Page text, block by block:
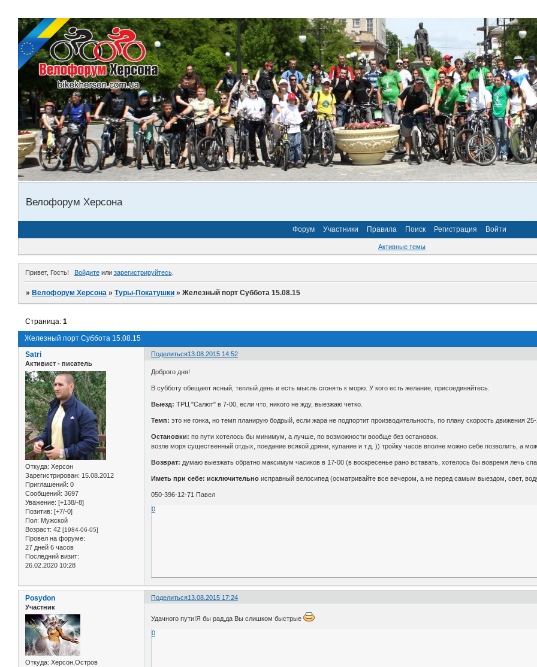
Велофорум Херсона
Форум Участники Правила Поиск Регистрация Войти
Активные темы
Привет, Гость! Войдитеили зарегистрируйтесь.
» Велофорум Херсона »Туры-Покатушки »Железный порт Суббота 15.08.15
Железный порт Суббота 15.08.15
Страница:1
Поделиться13.08.2015 14:52
Satri
Активист - писатель
Откуда: Херсон
Зарегистрирован: 15.08.2012
Приглашений: 0
Сообщений: 3697
Уважение: [+138/-8]
Позитив: [+7/-0]
Пол: Мужской
Возраст: 42 [1984-06-05]
Провел на форуме:
27 дней 6 часов
Последний визит:
26.02.2020 10:28
Доброго дня!
В субботу обещают ясный, теплый день и есть мысль сгонять к морю. У кого есть желание, присоединяйтесь.
Выезд: ТРЦ "Салют" в 7-00, если что, никого не жду, выезжаю четко.
Темп: это не гонка, но темп планирую бодрый, если жара не подпортит производительность, по плану скорость движения
Остановки: по пути хотелось бы минимум, а лучше, по возможности вообще без остановок.
возле моря существенный отдых, поедание всякой дряни, купание и т.д. )) тройку часов вполне можно себе позволить, а
Возврат: думаю выезжать обратно максимум часиков в 17-00 (в воскресенье рано вставать, хотелось бы вовремя лечь
Иметь при себе: исключительноисправный велосипед (осматривайте все вечером, а не перед самым выездом, свет,
050-396-12-71 Павел
0
Поделиться13.08.2015 17:24
Posydon
Участник
Откуда: Херсон,Остров
Удачного пути!Я бы рад,да Вы слишком быстрые
0